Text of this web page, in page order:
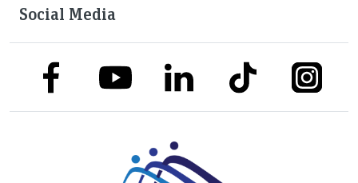
Social Media
link to facebooklink to youtubelink to linkedinlink to tiktok link to